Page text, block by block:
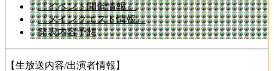
『イベント開催情報』
『メインクエスト情報』
発表内容予想
【生放送内容/出演者情報】